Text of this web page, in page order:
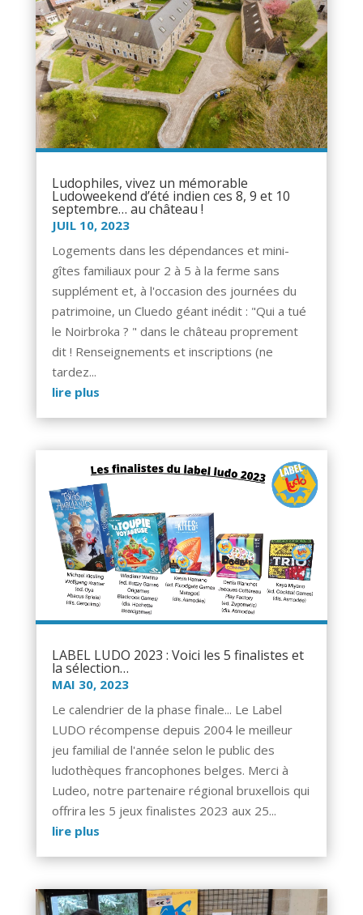
Ludophiles, vivez un mémorable
Ludoweekend d’été indien ces 8, 9 et 10
septembre… au château !
JUIL 10, 2023
Logements dans les dépendances et mini-
gîtes familiaux pour 2 à 5 à la ferme sans
supplément et, à l'occasion des journées du
patrimoine, un Cluedo géant inédit : "Qui a tué
le Noirbroka ? " dans le château proprement
dit ! Renseignements et inscriptions (ne
tardez...
lire plus
LABEL LUDO 2023 : Voici les 5 finalistes et
la sélection…
MAI 30, 2023
Le calendrier de la phase finale... Le Label
LUDO récompense depuis 2004 le meilleur
jeu familial de l'année selon le public des
ludothèques francophones belges. Merci à
Ludeo, notre partenaire régional bruxellois qui
offrira les 5 jeux finalistes 2023 aux 25...
lire plus